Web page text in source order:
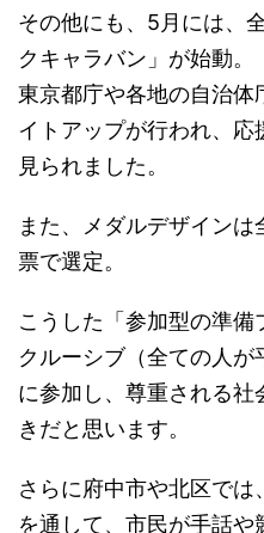
その他にも、5月には、
クキャラバン」が始動。
東京都庁や各地の自治体
イトアップが行われ、
見られました。
また、メダルデザイン
票で選定。
こうした「参加型の準
クルーシブ（全ての人
に参加し、尊重される
きだと思います。
さらに府中市や北区では
を通して、市民が手話や